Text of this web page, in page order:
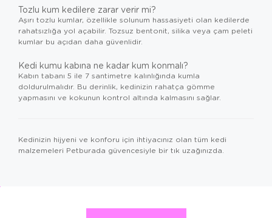
Tozlu kum kedilere zarar verir mi?
Aşırı tozlu kumlar, özellikle solunum hassasiyeti olan kedilerde
rahatsızlığa yol açabilir. Tozsuz bentonit, silika veya çam peleti
kumlar bu açıdan daha güvenlidir.
Kedi kumu kabına ne kadar kum konmalı?
Kabın tabanı 5 ile 7 santimetre kalınlığında kumla
doldurulmalıdır. Bu derinlik, kedinizin rahatça gömme
yapmasını ve kokunun kontrol altında kalmasını sağlar.
Kedinizin hijyeni ve konforu için ihtiyacınız olan tüm kedi
malzemeleri Petburada güvencesiyle bir tık uzağınızda.